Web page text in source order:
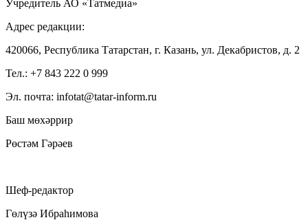
Учредитель АО «Татмедиа»
Адрес редакции:
420066, Республика Татарстан, г. Казань, ул. Декабристов, д. 2
Тел.: +7 843 222 0 999
Эл. почта: infotat@tatar-inform.ru
Баш мөхәррир
Рөстәм Гәрәев
Шеф-редактор
Гөлүзә Ибраһимова